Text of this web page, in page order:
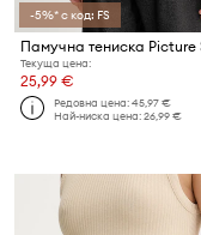
-5%* с код: FS
Текуща цена:
25,99 €
Редовна цена:45,97 €
Най-ниска цена:26,99 €